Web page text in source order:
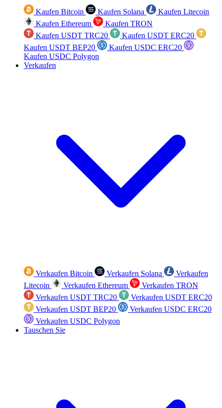
Kaufen Bitcoin Kaufen Solana
Kaufen Litecoin
Kaufen Ethereum
Kaufen TRON
Kaufen USDT TRC20
Kaufen USDT ERC20
Kaufen USDT BEP20
Kaufen USDC ERC20
Kaufen USDC Polygon
Verkaufen
Verkaufen Bitcoin Verkaufen Solana
Verkaufen
Litecoin
Verkaufen Ethereum
Verkaufen TRON
Verkaufen USDT TRC20
Verkaufen USDT ERC20
Verkaufen USDT BEP20
Verkaufen USDC ERC20
Verkaufen USDC Polygon
Tauschen Sie